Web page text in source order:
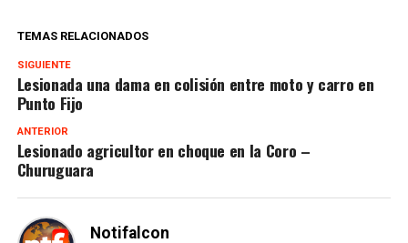
TEMAS RELACIONADOS
SIGUIENTE
Lesionada una dama en colisión entre moto y carro en
Punto Fijo
ANTERIOR
Lesionado agricultor en choque en la Coro –
Churuguara
Notifalcon